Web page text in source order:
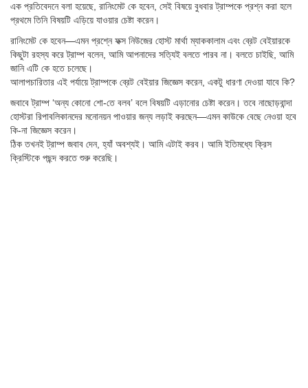
এক প্রতিবেদনে বলা হয়েছে, রানিংমেট কে হবেন, সেই বিষয়ে বুধবার ট্রাম্পকে প্রশ্ন করা হলে
প্রথমে তিনি বিষয়টি এড়িয়ে যাওয়ার চেষ্টা করেন।
রানিংমেট কে হবেন—এমন প্রশ্নে ফক্স নিউজের হোস্ট মার্থা ম্যাককালাম এবং ব্রেট বেইয়ারকে
কিছুটা রহস্য করে ট্রাম্প বলেন, আমি আপনাদের সত্যিই বলতে পারব না। বলতে চাইছি, আমি
জানি এটি কে হতে চলেছে।
আলাপচারিতার এই পর্যায়ে ট্রাম্পকে ব্রেট বেইয়ার জিজ্ঞেস করেন, একটু ধারণা দেওয়া যাবে কি?
জবাবে ট্রাম্প ‘অন্য কোনো শো-তে বলব’ বলে বিষয়টি এড়ানোর চেষ্টা করেন। তবে নাছোড়বান্দা
হোস্টরা রিপাবলিকানদের মনোনয়ন পাওয়ার জন্য লড়াই করছেন—এমন কাউকে বেছে নেওয়া হবে
কি-না জিজ্ঞেস করেন।
ঠিক তখনই ট্রাম্প জবাব দেন, হ্যাঁ অবশ্যই। আমি এটাই করব। আমি ইতিমধ্যে ক্রিস
ক্রিস্টিকে পছন্দ করতে শুরু করেছি।